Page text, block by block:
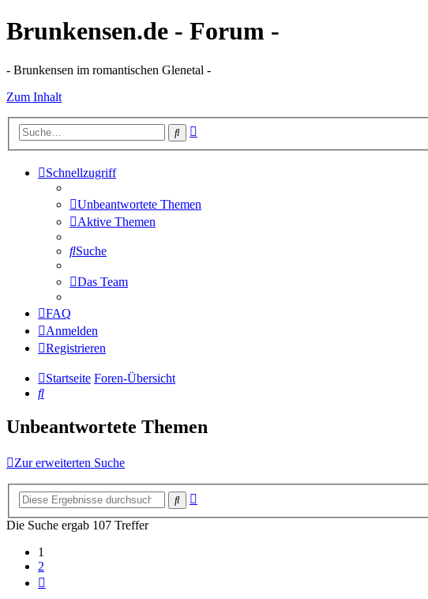
Brunkensen.de - Forum -
- Brunkensen im romantischen Glenetal -
Zum Inhalt
Suche
Schnellzugriff
Unbeantwortete Themen
Aktive Themen
Suche
Das Team
FAQ
Anmelden
Registrieren
Startseite Foren-Übersicht
Suche
Unbeantwortete Themen
Zur erweiterten Suche
Suche
Die Suche ergab 107 Treffer
1
2